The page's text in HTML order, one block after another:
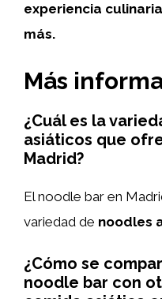
experiencia
más.
Más
¿Cuál es la
asiáticos que
Madrid?
El noodle bar en
variedad de noodles
¿Cómo se
noodle bar con